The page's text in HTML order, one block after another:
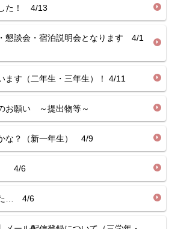
た！ 4/13
懇談会・宿泊説明会となります 4/1
ます（二年生・三年生）！ 4/11
のお願い ～提出物等～
な？（新一年生） 4/9
4/6
た… 4/6